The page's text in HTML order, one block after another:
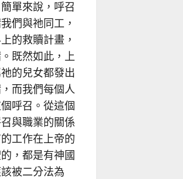
單來說，呼召
們與祂同工，
的救贖計畫，
既然如此，上
的兒女都發出
而我們每個人
呼召。從這個
與職業的關係
工作在上帝的
，都是有神國
被二分法為